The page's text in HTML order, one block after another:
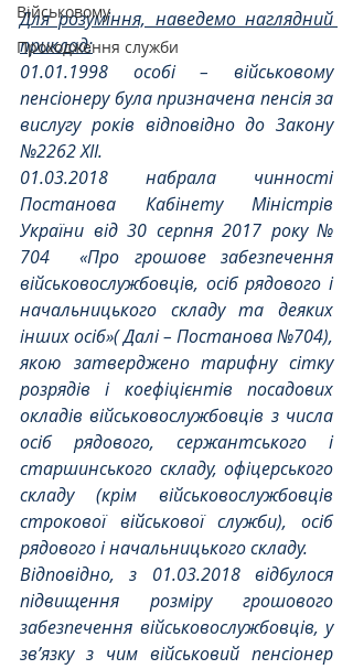
Військовому
Проходження служби
Для розуміння, наведемо наглядний
приклад:
01.01.1998 особі – військовому
пенсіонеру була призначена пенсія за
вислугу років відповідно до Закону
№2262 ХІІ.
01.03.2018 набрала чинності
Постанова Кабінету Міністрів
України від 30 серпня 2017 року №
704  «Про грошове забезпечення
військовослужбовців, осіб рядового і
начальницького складу та деяких
інших осіб»( Далі – Постанова №704),
якою затверджено тарифну сітку
розрядів і коефіцієнтів посадових
окладів військовослужбовців з числа
осіб рядового, сержантського і
старшинського складу, офіцерського
складу (крім військовослужбовців
строкової військової служби), осіб
рядового і начальницького складу.
Відповідно, з 01.03.2018 відбулося
підвищення розміру грошового
забезпечення військовослужбовців, у
зв’язку з чим військовий пенсіонер